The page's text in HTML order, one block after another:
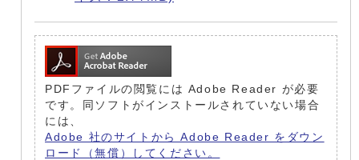
PDFファイルの閲覧には Adobe Reader が必要
です。同ソフトがインストールされていない場合
には、
Adobe 社のサイトから Adobe Reader をダウン
ロード（無償）してください。